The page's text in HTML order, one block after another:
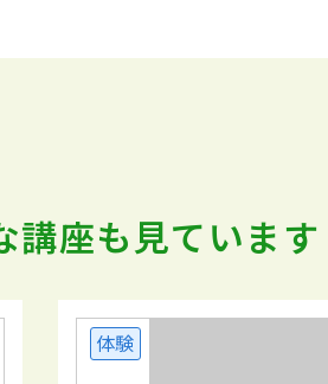
講座も見ています
体験